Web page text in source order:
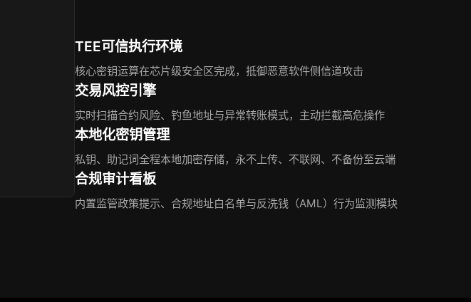
TEE可信执行环境
核心密钥运算在芯片级安全区完成，抵御恶意软件侧信道攻击
交易风控引擎
实时扫描合约风险、钓鱼地址与异常转账模式，主动拦截高危操作
本地化密钥管理
私钥、助记词全程本地加密存储，永不上传、不联网、不备份至云端
合规审计看板
内置监管政策提示、合规地址白名单与反洗钱（AML）行为监测模块